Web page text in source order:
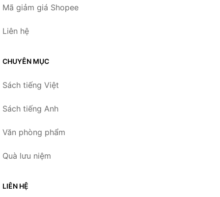
Mã giảm giá Shopee
Liên hệ
CHUYÊN MỤC
Sách tiếng Việt
Sách tiếng Anh
Văn phòng phẩm
Quà lưu niệm
LIÊN HỆ